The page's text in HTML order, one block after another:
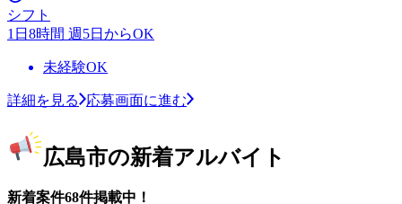
シフト
1日8時間 週5日からOK
未経験OK
詳細を見る 応募画面に進む
広島市の新着アルバイト
新着案件68件掲載中！